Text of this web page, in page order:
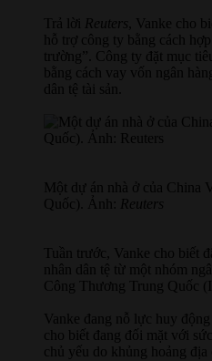
Trả lời Reuters , Vanke cho
hỗ trợ công ty bằng cách
trường”. Công ty đặt mục
bằng cách vay vốn ngân
dân tệ tài sản.
Một dự án nhà ở của China
Quốc). Ảnh:
Reuters
Tuần trước, Vanke cho biết
nhân dân tệ từ một nhóm
Công Thương Trung Quốc
Vanke đang nỗ lực huy
cho biết đang đối mặt với
chủ yếu do khủng hoảng địa